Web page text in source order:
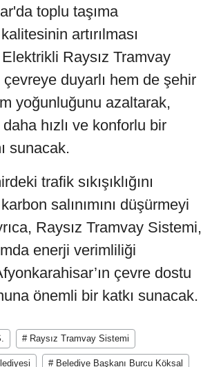
toplu taşıma
artırılması
Raysız Tramvay
duyarlı hem de şehir
yoğunluğunu azaltarak,
hızlı ve konforlu bir
sunacak.
trafik sıkışıklığını
salınımını düşürmeyi
Raysız Tramvay Sistemi,
enerji verimliliği
çevre dostu
önemli bir katkı sunacak.
# Raysız Tramvay Sistemi
# Belediye Başkanı Burcu Köksal